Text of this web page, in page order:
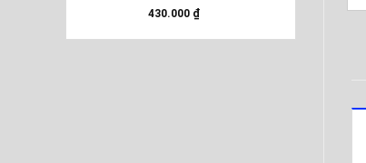
430.000 ₫